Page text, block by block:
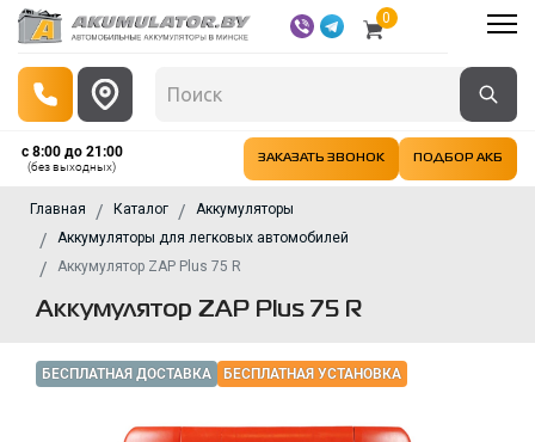
0
с 8:00 до 21:00
(без выходных)
ЗАКАЗАТЬ ЗВОНОК ПОДБОР АКБ
Главная Каталог
Аккумуляторы
Аккумуляторы для легковых автомобилей
Аккумулятор ZAP Plus 75 R
Аккумулятор ZAP Plus 75 R
БЕСПЛАТНАЯ ДОСТАВКА БЕСПЛАТНАЯ УСТАНОВКА